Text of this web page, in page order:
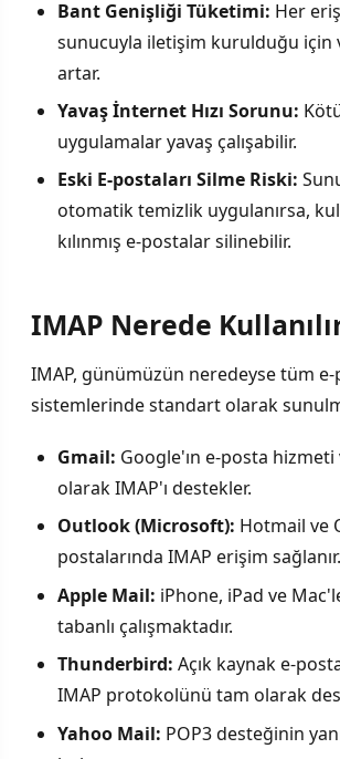
Bant Genişliği Tüketimi: Her
sunucuyla iletişim kurulduğu için
artar.
Yavaş İnternet Hızı Sorunu:
uygulamalar yavaş çalışabilir.
Eski E-postaları Silme Riski:
otomatik temizlik uygulanırsa,
kılınmış e-postalar silinebilir.
IMAP Nerede
IMAP, günümüzün neredeyse tüm
sistemlerinde standart olarak
Gmail: Google'ın e-posta hizmeti
olarak IMAP'ı destekler.
Outlook (Microsoft): Hotmail ve
postalarında IMAP erişim sağlanır.
Apple Mail: iPhone, iPad ve
tabanlı çalışmaktadır.
Thunderbird: Açık kaynak e-
IMAP protokolünü tam olarak
Yahoo Mail: POP3 desteğinin